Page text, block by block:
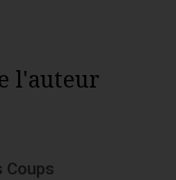
l'auteur
Coups